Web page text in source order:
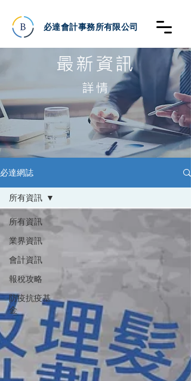
必達會計事務所有限公司
最新資訊
詳情
必達網誌
所有資訊
業界資訊
會計資訊
報稅攻略
防疫抗疫基
金
所有資訊